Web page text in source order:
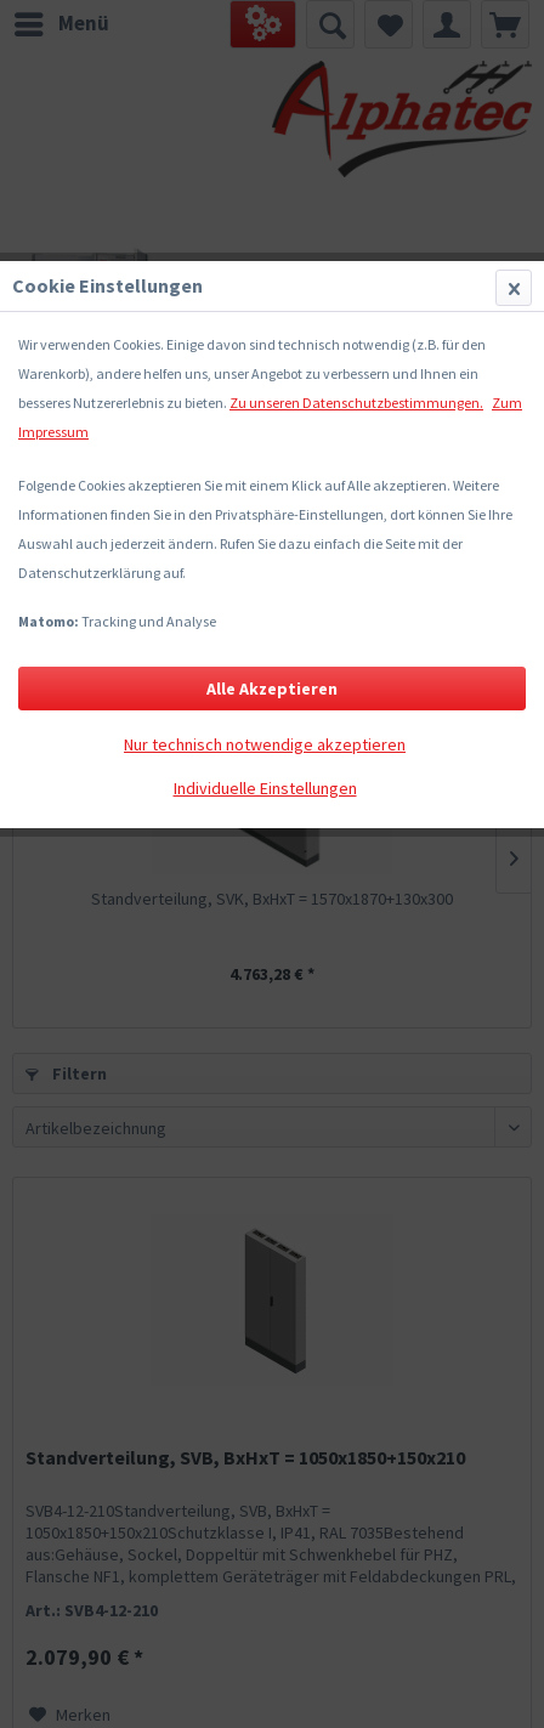
Menü
Standverteiler Komplettschränke
Topseller
Standverteilung, SVK, BxHxT = 1570x1870+130x300
4.763,28 € *
Filtern
Standverteilung, SVB, BxHxT = 1050x1850+150x210
SVB4-12-210Standverteilung, SVB, BxHxT =
1050x1850+150x210Schutzklasse I, IP41, RAL 7035Bestehend
aus:Gehäuse, Sockel, Doppeltür mit Schwenkhebel für PHZ,
Flansche NF1, komplettem Geräteträger mit Feldabdeckungen PRL,
Art.: SVB4-12-210
2.079,90 € *
Merken
Cookie Einstellungen
Wir verwenden Cookies. Einige davon sind technisch notwendig (z.B. für den
Warenkorb), andere helfen uns, unser Angebot zu verbessern und Ihnen ein
besseres Nutzererlebnis zu bieten. Zu unseren Datenschutzbestimmungen. Zum
Impressum
Folgende Cookies akzeptieren Sie mit einem Klick auf Alle akzeptieren. Weitere
Informationen finden Sie in den Privatsphäre-Einstellungen, dort können Sie Ihre
Auswahl auch jederzeit ändern. Rufen Sie dazu einfach die Seite mit der
Datenschutzerklärung auf.
Matomo: Tracking und Analyse
Individuelle Einstellungen
Nur technisch notwendige akzeptieren
Alle Akzeptieren